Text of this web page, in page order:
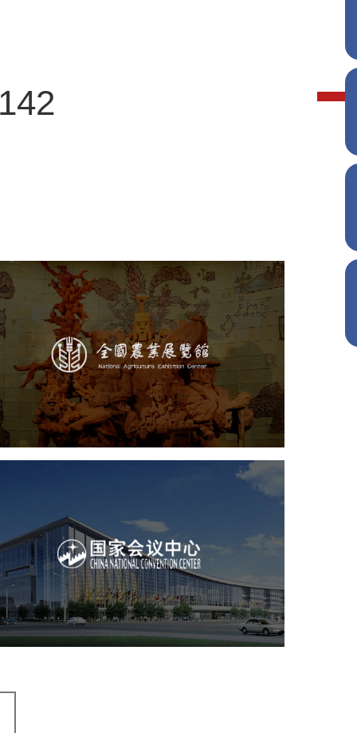
农业展览馆
文化艺术 展馆网站建设
博物馆展厅设计
字博物馆建设
展厅空间设计
企业展厅设计
公司展厅设计
北京展厅设计 产品展厅设计
国家会议中心
服务行业 专业服务 网站建设 网站设计